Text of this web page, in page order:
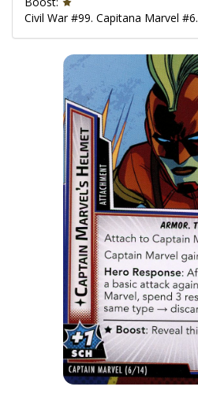
Civil War #99. Capitana Marvel #6.